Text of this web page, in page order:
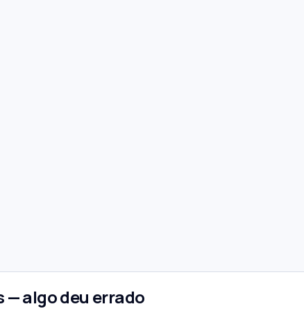
— algo deu errado